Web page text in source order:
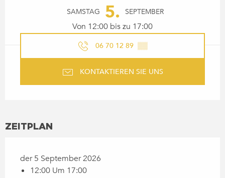
SAMSTAG 5. SEPTEMBER
Von 12:00 bis zu 17:00
06 70 12 89 ▒▒
KONTAKTIEREN SIE UNS
ZEITPLAN
der 5 September 2026
12:00 Um 17:00